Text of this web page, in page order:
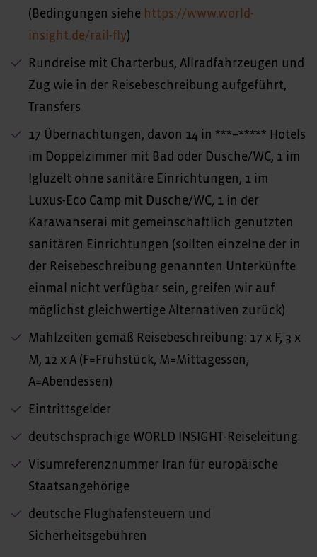
(Bedingungen siehe https://www.world-
insight.de/rail-fly)
Rundreise mit Charterbus, Allradfahrzeugen und
Zug wie in der Reisebeschreibung aufgeführt,
Transfers
17 Übernachtungen, davon 14 in ***–***** Hotels
im Doppelzimmer mit Bad oder Dusche/WC, 1 im
Igluzelt ohne sanitäre Einrichtungen, 1 im
Luxus-Eco Camp mit Dusche/WC, 1 in der
Karawanserai mit gemeinschaftlich genutzten
sanitären Einrichtungen (sollten einzelne der in
der Reisebeschreibung genannten Unterkünfte
einmal nicht verfügbar sein, greifen wir auf
möglichst gleichwertige Alternativen zurück)
Mahlzeiten gemäß Reisebeschreibung: 17 x F, 3 x
M, 12 x A (F=Frühstück, M=Mittagessen,
A=Abendessen)
Eintrittsgelder
deutschsprachige WORLD INSIGHT-Reiseleitung
Visumreferenznummer Iran für europäische
Staatsangehörige
deutsche Flughafensteuern und
Sicherheitsgebühren